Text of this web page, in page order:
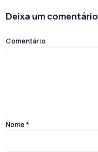
Deixa um comentário
Comentário
Nome *